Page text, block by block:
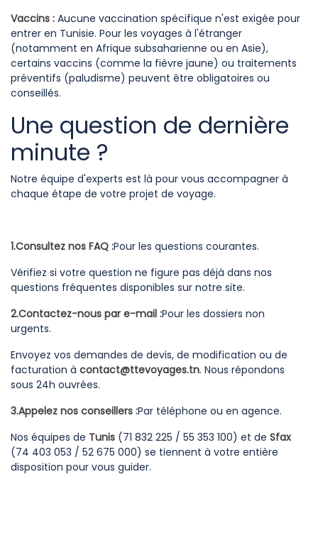
Vaccins : Aucune vaccination spécifique n'est exigée pour
entrer en Tunisie. Pour les voyages à l'étranger
(notamment en Afrique subsaharienne ou en Asie),
certains vaccins (comme la fièvre jaune) ou traitements
préventifs (paludisme) peuvent être obligatoires ou
conseillés.
Une question de dernière
minute ?
Notre équipe d'experts est là pour vous accompagner à
chaque étape de votre projet de voyage.
1.Consultez nos FAQ :Pour les questions courantes.
Vérifiez si votre question ne figure pas déjà dans nos
questions fréquentes disponibles sur notre site.
2.Contactez-nous par e-mail :Pour les dossiers non
urgents.
Envoyez vos demandes de devis, de modification ou de
facturation à contact@ttevoyages.tn. Nous répondons
sous 24h ouvrées.
3.Appelez nos conseillers :Par téléphone ou en agence.
Nos équipes de Tunis (71 832 225 / 55 353 100) et de Sfax
(74 403 053 / 52 675 000) se tiennent à votre entière
disposition pour vous guider.